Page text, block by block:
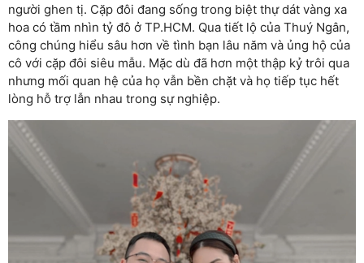
người ghen tị. Cặp đôi đang sống trong biệt thự dát vàng xa
hoa có tầm nhìn tỷ đô ở TP.HCM. Qua tiết lộ của Thuý Ngân,
công chúng hiểu sâu hơn về tình bạn lâu năm và ủng hộ của
cô với cặp đôi siêu mẫu. Mặc dù đã hơn một thập kỷ trôi qua
nhưng mối quan hệ của họ vẫn bền chặt và họ tiếp tục hết
lòng hỗ trợ lẫn nhau trong sự nghiệp.